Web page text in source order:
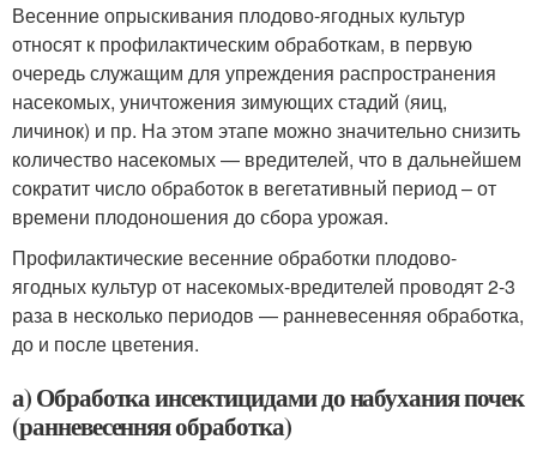
Весенние опрыскивания плодово-ягодных культур
относят к профилактическим обработкам, в первую
очередь служащим для упреждения распространения
насекомых, уничтожения зимующих стадий (яиц,
личинок) и пр. На этом этапе можно значительно снизить
количество насекомых — вредителей, что в дальнейшем
сократит число обработок в вегетативный период – от
времени плодоношения до сбора урожая.
Профилактические весенние обработки плодово-
ягодных культур от насекомых-вредителей проводят 2-3
раза в несколько периодов — ранневесенняя обработка,
до и после цветения.
а) Обработка инсектицидами до набухания почек
(ранневесенняя обработка)